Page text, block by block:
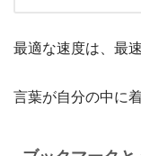
最適な速度は、最
言葉が自分の中に